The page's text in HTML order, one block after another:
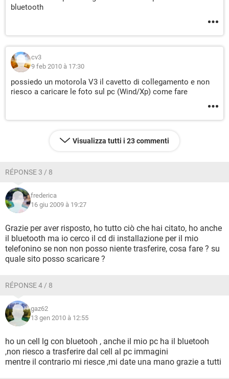
bluetooth
cv3
9 feb 2010 à 17:30
possiedo un motorola V3 il cavetto di collegamento e non
riesco a caricare le foto sul pc (Wind/Xp) come fare
Visualizza tutti i 23 commenti
RÉPONSE 3 / 8
frederica
16 giu 2009 à 19:27
Grazie per aver risposto, ho tutto ciò che hai citato, ho anche
il bluetooth ma io cerco il cd di installazione per il mio
telefonino se non non posso niente trasferire, cosa fare ? su
quale sito posso scaricare ?
RÉPONSE 4 / 8
gaz62
13 gen 2010 à 12:55
ho un cell lg con bluetooh , anche il mio pc ha il bluetooh
,non riesco a trasferire dal cell al pc immagini
mentre il contrario mi riesce ,mi date una mano grazie a tutti